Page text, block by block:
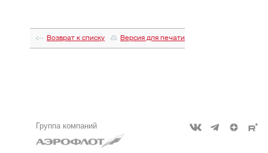
Возврат к списку Версия для печати
Группа компаний